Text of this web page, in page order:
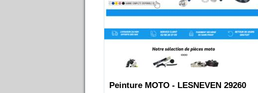
Peinture MOTO - LESNEVEN 29260